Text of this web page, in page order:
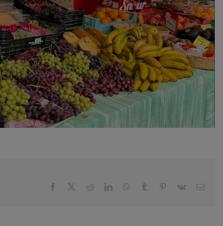
Facebook RedditLinkedInWhatsApp
Tumblr Pinterest
Vk
Correo